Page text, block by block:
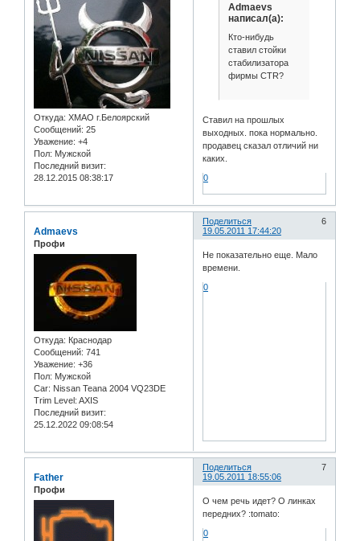
Откуда: ХМАО г.Белоярский
Сообщений: 25
Уважение: +4
Пол: Мужской
Последний визит:
28.12.2015 08:38:17
Admaevs
написал(а):
Кто-нибудь
ставил стойки
стабилизатора
фирмы CTR?
Ставил на прошлых
выходных. пока нормально.
продавец сказал отличий ни
каких.
0
Поделиться
6
19.05.2011 17:44:20
Admaevs
Профи
Откуда: Краснодар
Сообщений: 741
Уважение: +36
Пол: Мужской
Car: Nissan Teana 2004 VQ23DE
Trim Level: AXIS
Последний визит:
25.12.2022 09:08:54
Не показательно еще. Мало
времени.
0
Поделиться
7
19.05.2011 18:55:06
Father
Профи
О чем речь идет? О линках
передних? :tomato:
0